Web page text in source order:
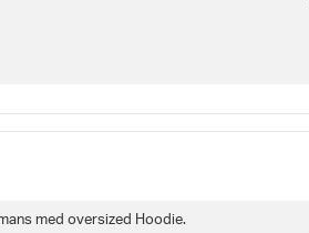
med oversized Hoodie.